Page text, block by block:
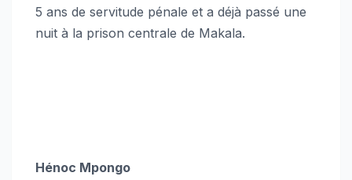
5 ans de servitude pénale et a déjà passé une
nuit à la prison centrale de Makala.
Hénoc Mpongo